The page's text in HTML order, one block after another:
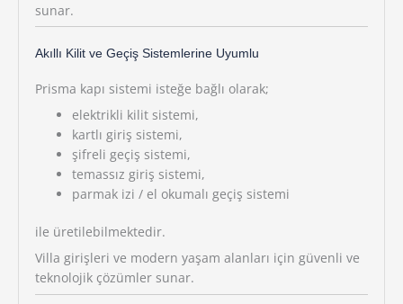
sunar.
Akıllı Kilit ve Geçiş Sistemlerine Uyumlu
Prisma kapı sistemi isteğe bağlı olarak;
elektrikli kilit sistemi,
kartlı giriş sistemi,
şifreli geçiş sistemi,
temassız giriş sistemi,
parmak izi / el okumalı geçiş sistemi
ile üretilebilmektedir.
Villa girişleri ve modern yaşam alanları için güvenli ve
teknolojik çözümler sunar.